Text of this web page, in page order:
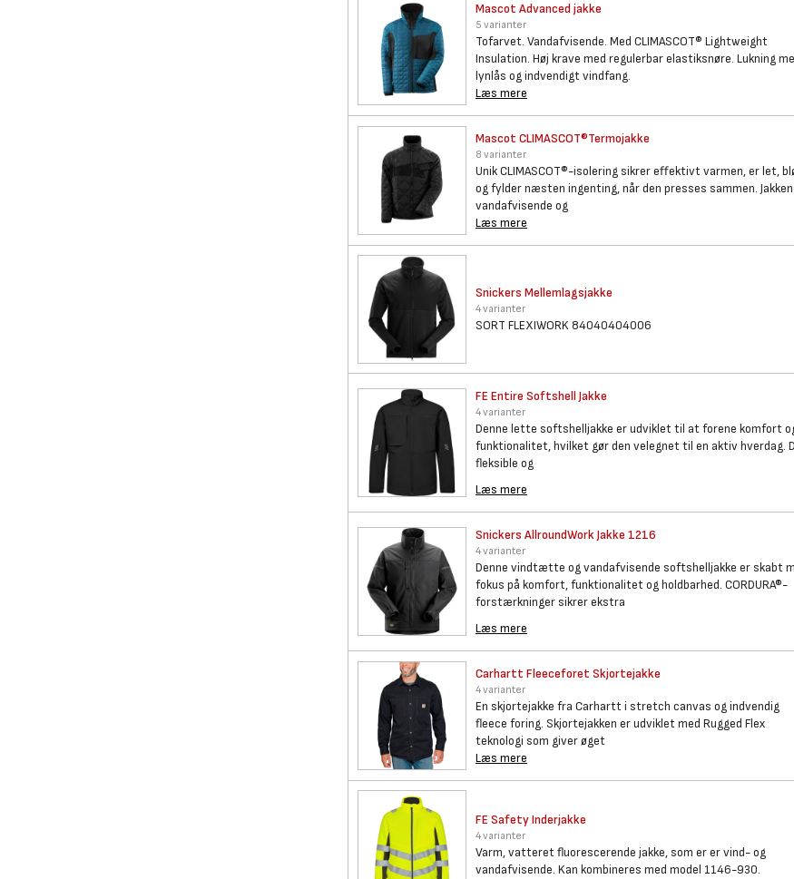
Mascot Advanced jakke
5 varianter
Tofarvet. Vandafvisende. Med CLIMASCOT® Lightweight
Insulation. Høj krave med regulerbar elastiksnøre. Lukning
lynlås og indvendigt vindfang.
Læs mere
Mascot CLIMASCOT®Termojakke
8 varianter
Unik CLIMASCOT®-isolering sikrer effektivt varmen, er let,
og fylder næsten ingenting, når den presses sammen.
vandafvisende og
Læs mere
Snickers Mellemlagsjakke
4 varianter
SORT FLEXIWORK 84040404006
FE Entire Softshell Jakke
4 varianter
Denne lette softshelljakke er udviklet til at forene komfort
funktionalitet, hvilket gør den velegnet til en aktiv hverdag.
fleksible og
Læs mere
Snickers AllroundWork Jakke 1216
4 varianter
Denne vindtætte og vandafvisende softshelljakke er skabt
fokus på komfort, funktionalitet og holdbarhed. CORDURA®-
forstærkninger sikrer ekstra
Læs mere
Carhartt Fleeceforet Skjortejakke
4 varianter
En skjortejakke fra Carhartt i stretch canvas og indvendig
fleece foring. Skjortejakken er udviklet med Rugged Flex
teknologi som giver øget
Læs mere
FE Safety Inderjakke
4 varianter
Varm, vatteret fluorescerende jakke, som er er vind- og
vandafvisende. Kan kombineres med model 1146-930.